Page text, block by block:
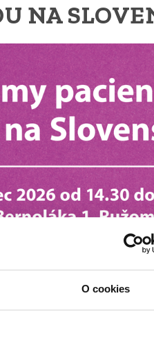
O cookies
NA
Hotel